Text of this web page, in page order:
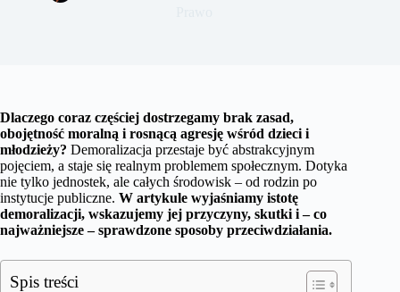
Dlaczego coraz częściej dostrzegamy brak zasad,
obojętność moralną i rosnącą agresję wśród dzieci i
młodzieży? Demoralizacja przestaje być abstrakcyjnym
pojęciem, a staje się realnym problemem społecznym. Dotyka
nie tylko jednostek, ale całych środowisk – od rodzin po
instytucje publiczne. W artykule wyjaśniamy istotę
demoralizacji, wskazujemy jej przyczyny, skutki i – co
najważniejsze – sprawdzone sposoby przeciwdziałania.
Spis treści